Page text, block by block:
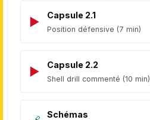
Capsule 2.1
Position défensive (7 min)
Capsule 2.2
Shell drill commenté (10 min)
Schémas